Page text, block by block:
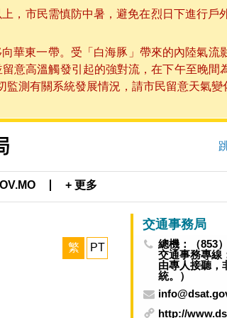
，市民需慎防中暑，避免在烈日下進行戶
華東一帶。受「白海豚」帶來的內陸氣流
意高溫觸發引起的強對流，在下午至晚間
測有關系統發展情況，請市民留意天氣
+ 更多
繁 PT
交通事務局
總機：（853
交通事務專線
由專人接聽，
統。）
http://